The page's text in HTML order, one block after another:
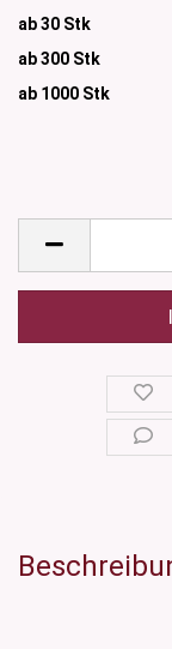
ab 30 Stk
ab 300 Stk
ab 1000 Stk